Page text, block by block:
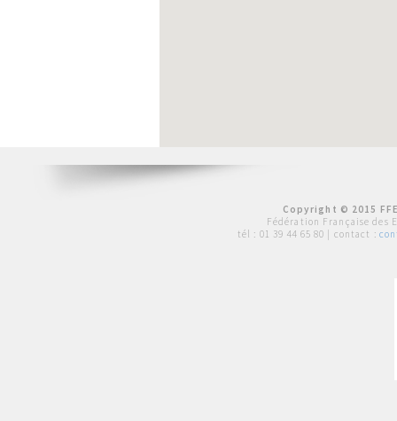
Copyright © 2015
Fédération Française des
tél : 01 39 44 65 80 | contact :